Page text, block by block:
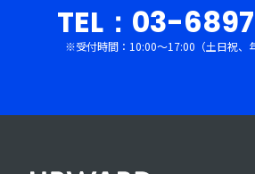
TEL：03-
※受付時間：10:00〜17:00（土日祝、